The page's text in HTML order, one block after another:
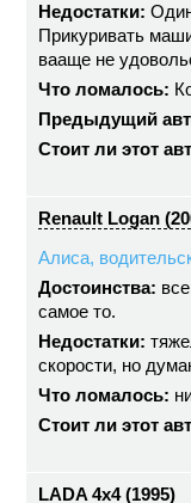
Недостатки:
Прикуривать
вааще не
Что ломалось:
Предыдущий
Стоит ли этот
Renault Logan
Алиса,
Достоинства:
самое то.
Недостатки:
скорости, но
Что ломалось:
Стоит ли этот
LADA 4x4 (1995)